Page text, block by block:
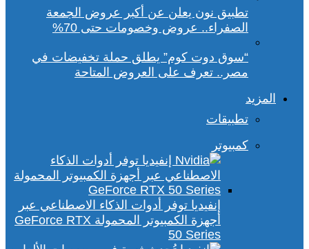
تطبيق نون يعلن عن أكبر عروض الجمعة
الصفراء.. عروض وخصومات حتى 70%
“سوق دوت كوم” يطلق حملة تخفيضات في
مصر.. تعرف على العروض المتاحة
المزيد
تطبيقات
كمبيوتر
إنفيديا توفر أدوات الذكاء الاصطناعي عبر
أجهزة الكمبيوتر المحمولة GeForce RTX
50 Series